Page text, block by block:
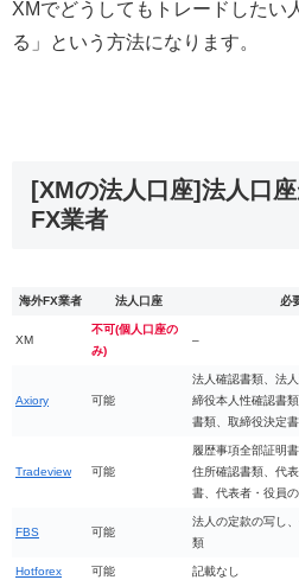
XMでどうしてもトレードしたい
る」という方法になります。
[XMの法人口座]法人口
FX業者
海外FX業者 法人口座 必
XM
不可(個人口座の
み)
–
Axiory 可能
法人確認書類、法
締役本人性確認書
書類、取締役決定書
Tradeview 可能
履歴事項全部証明
住所確認書類、代
書、代表者・役員
FBS 可能
法人の定款の写し
類
Hotforex 可能 記載なし